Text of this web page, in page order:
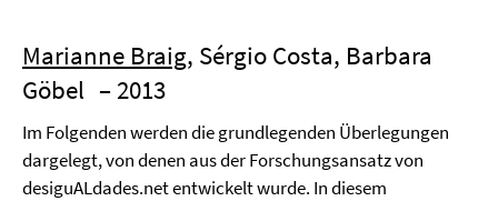
Marianne Braig, Sérgio Costa, Barbara
Göbel – 2013
Im Folgenden werden die grundlegenden Überlegungen
dargelegt, von denen aus der Forschungsansatz von
desiguALdades.net entwickelt wurde. In diesem